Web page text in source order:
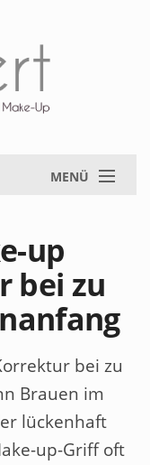
MENÜ
up
bei zu
bei zu
Brauen im
lückenhaft
up-Griff oft